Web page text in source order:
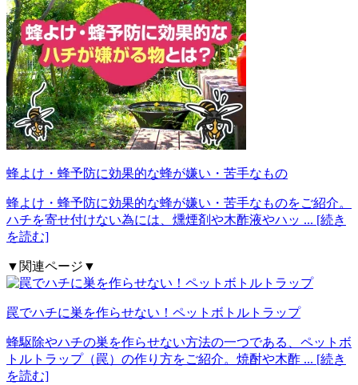
蜂よけ・蜂予防に効果的な蜂が嫌い・苦手なもの
蜂よけ・蜂予防に効果的な蜂が嫌い・苦手なものをご紹介。
ハチを寄せ付けない為には、燻煙剤や木酢液やハッ ... [続き
を読む]
▼関連ページ▼
罠でハチに巣を作らせない！ペットボトルトラップ
蜂駆除やハチの巣を作らせない方法の一つである、ペットボ
トルトラップ（罠）の作り方をご紹介。焼酎や木酢 ... [続き
を読む]